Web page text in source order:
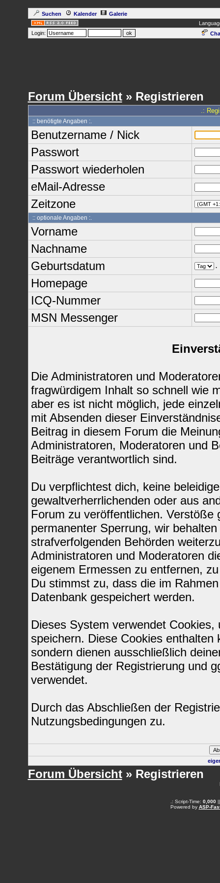
Suchen Kalender
Galerie
Login:
Forum Übersicht» Registrieren
.:
:: benötigte Angaben :.
Benutzername / Nick
Passwort
Passwort wiederholen
eMail-Adresse
Zeitzone
:: optionale Angaben :.
Vorname
Nachname
Geburtsdatum
.
Homepage
ICQ-Nummer
MSN Messenger
Die Administratoren und
fragwürdigem Inhalt so schnell wie
aber es ist nicht möglich, jede
mit Absenden dieser
Beitrag in diesem Forum die
Administratoren, Moderatoren und
Beiträge verantwortlich sind.
Du verpflichtest dich, keine
gewaltverherrlichenden oder aus
Forum zu veröffentlichen. Verstöße
permanenter Sperrung, wir
strafverfolgenden Behörden
Administratoren und Moderatoren
eigenem Ermessen zu entfernen,
Du stimmst zu, dass die im
Datenbank gespeichert werden.
Dieses System verwendet
speichern. Diese Cookies
sondern dienen ausschließlich
Bestätigung der Registrierung und
verwendet.
Durch das Abschließen der
Nutzungsbedingungen zu.
Forum Übersicht» Registrieren
.: Script-Time: 0,000||
Powered by ASP-